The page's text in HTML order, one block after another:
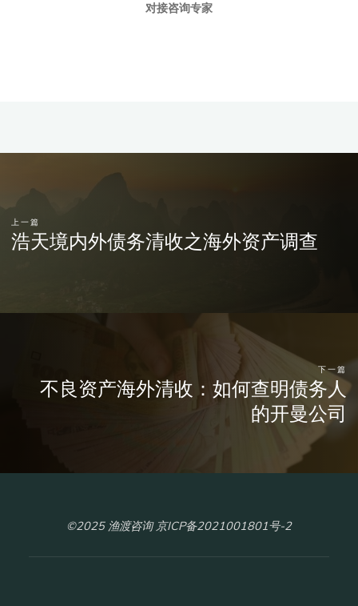
对接咨询专家
上一篇
浩天境内外债务清收之海外资产调查
下一篇
不良资产海外清收：如何查明债务人
的开曼公司
©2025 渔渡咨询 京ICP备2021001801号-2